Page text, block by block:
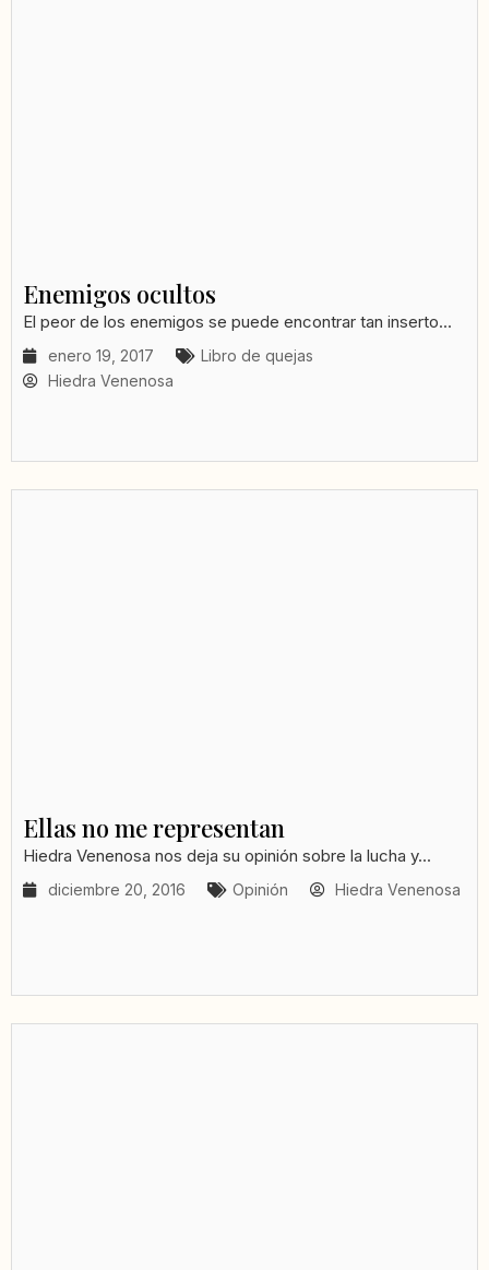
Enemigos ocultos
El peor de los enemigos se puede encontrar tan inserto...
enero 19, 2017
Libro de quejas
Hiedra Venenosa
Ellas no me representan
Hiedra Venenosa nos deja su opinión sobre la lucha y...
diciembre 20, 2016 Opinión Hiedra Venenosa